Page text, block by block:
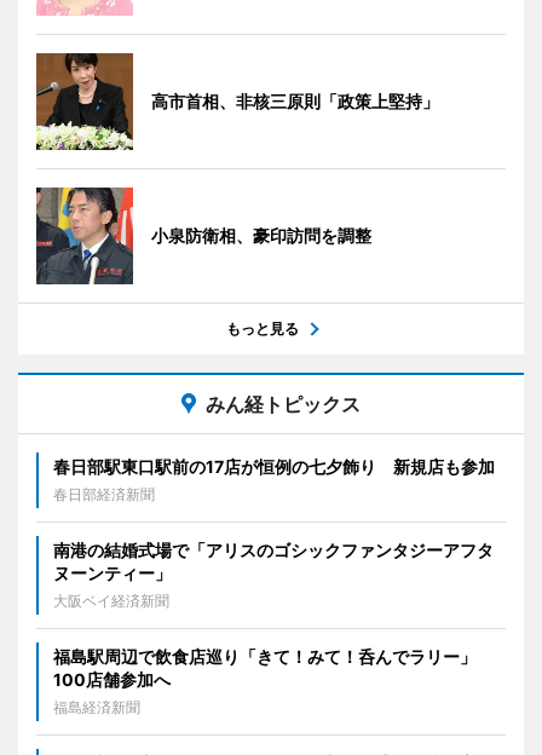
高市首相、非核三原則「政策上堅持」
小泉防衛相、豪印訪問を調整
もっと見る
みん経トピックス
春日部駅東口駅前の17店が恒例の七夕飾り 新規店も参加
春日部経済新聞
南港の結婚式場で「アリスのゴシックファンタジーアフタ
ヌーンティー」
大阪ベイ経済新聞
福島駅周辺で飲食店巡り「きて！みて！呑んでラリー」
100店舗参加へ
福島経済新聞